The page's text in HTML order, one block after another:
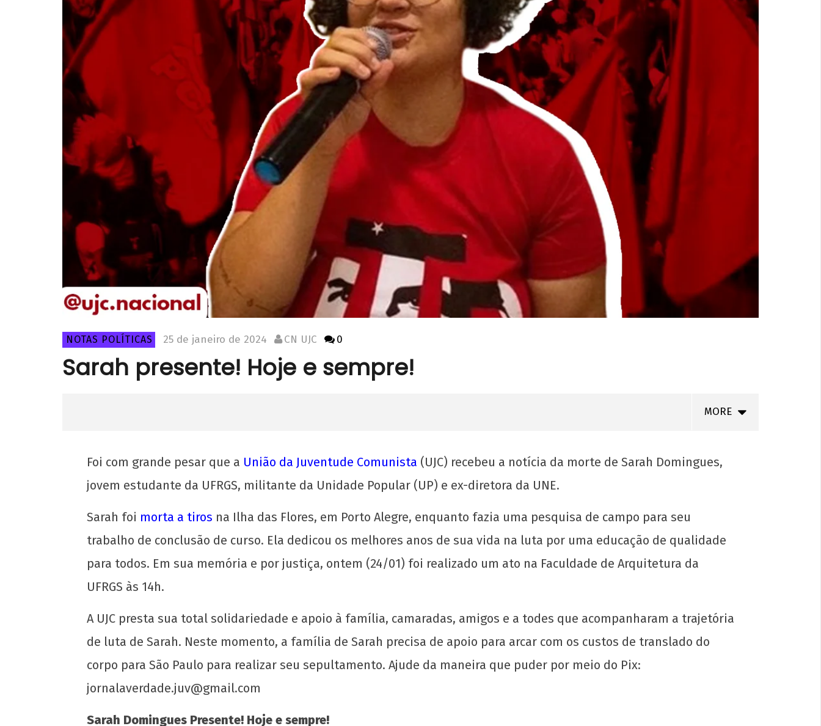
NOTAS POLÍTICAS 25 de janeiro de 2024 CN UJC 0
Sarah presente! Hoje e sempre!
MORE
NOW VIEWING
Sarah presente! Hoje e sempre!
25 de
janeiro
de
2024
CN
UJC, 99 anos!
25 de
janeiro
de
2024
Solidariedade ao movimento estudantil do
25 de
janeiro
Foi com grande pesar que a União da Juventude Comunista (UJC) recebeu a notícia da morte de Sarah Domingues,
jovem estudante da UFRGS, militante da Unidade Popular (UP) e ex-diretora da UNE.
Sarah foi morta a tiros na Ilha das Flores, em Porto Alegre, enquanto fazia uma pesquisa de campo para seu
trabalho de conclusão de curso. Ela dedicou os melhores anos de sua vida na luta por uma educação de qualidade
para todos. Em sua memória e por justiça, ontem (24/01) foi realizado um ato na Faculdade de Arquitetura da
UFRGS às 14h.
A UJC presta sua total solidariedade e apoio à família, camaradas, amigos e a todes que acompanharam a trajetória
de luta de Sarah. Neste momento, a família de Sarah precisa de apoio para arcar com os custos de translado do
corpo para São Paulo para realizar seu sepultamento. Ajude da maneira que puder por meio do Pix:
jornalaverdade.juv@gmail.com
Sarah Domingues Presente! Hoje e sempre!